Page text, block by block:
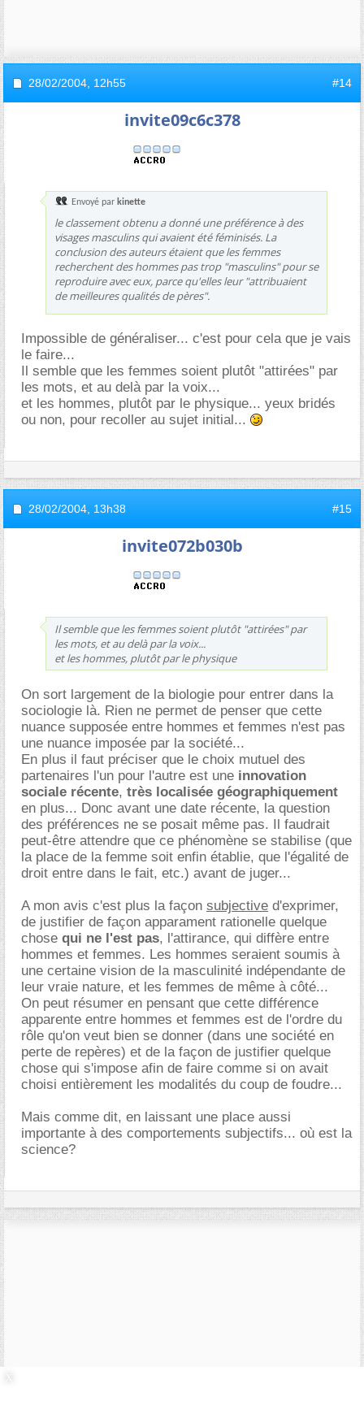
28/02/2004, 12h55 #14
invite09c6c378
Envoyé par kinette
le classement obtenu a donné une préférence à des
visages masculins qui avaient été féminisés. La
conclusion des auteurs étaient que les femmes
recherchent des hommes pas trop "masculins" pour se
reproduire avec eux, parce qu'elles leur "attribuaient
de meilleures qualités de pères".
Impossible de généraliser... c'est pour cela que je vais
le faire...
Il semble que les femmes soient plutôt "attirées" par
les mots, et au delà par la voix...
et les hommes, plutôt par le physique... yeux bridés
ou non, pour recoller au sujet initial...
28/02/2004, 13h38 #15
invite072b030b
Il semble que les femmes soient plutôt "attirées" par
les mots, et au delà par la voix...
et les hommes, plutôt par le physique
On sort largement de la biologie pour entrer dans la
sociologie là. Rien ne permet de penser que cette
nuance supposée entre hommes et femmes n'est pas
une nuance imposée par la société...
En plus il faut préciser que le choix mutuel des
partenaires l'un pour l'autre est une innovation
sociale récente, très localisée géographiquement
en plus... Donc avant une date récente, la question
des préférences ne se posait même pas. Il faudrait
peut-être attendre que ce phénomène se stabilise (que
la place de la femme soit enfin établie, que l'égalité de
droit entre dans le fait, etc.) avant de juger...
A mon avis c'est plus la façon subjective d'exprimer,
de justifier de façon apparament rationelle quelque
chose qui ne l'est pas, l'attirance, qui diffère entre
hommes et femmes. Les hommes seraient soumis à
une certaine vision de la masculinité indépendante de
leur vraie nature, et les femmes de même à côté...
On peut résumer en pensant que cette différence
apparente entre hommes et femmes est de l'ordre du
rôle qu'on veut bien se donner (dans une société en
perte de repères) et de la façon de justifier quelque
chose qui s'impose afin de faire comme si on avait
choisi entièrement les modalités du coup de foudre...
Mais comme dit, en laissant une place aussi
importante à des comportements subjectifs... où est la
science?